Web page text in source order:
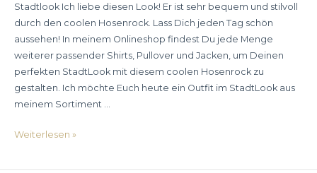
Stadtlook Ich liebe diesen Look! Er ist sehr bequem und stilvoll
durch den coolen Hosenrock. Lass Dich jeden Tag schön
aussehen! In meinem Onlineshop findest Du jede Menge
weiterer passender Shirts, Pullover und Jacken, um Deinen
perfekten StadtLook mit diesem coolen Hosenrock zu
gestalten. Ich möchte Euch heute ein Outfit im StadtLook aus
meinem Sortiment …
Stadtlook
Weiterlesen »